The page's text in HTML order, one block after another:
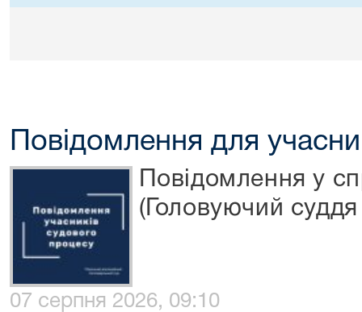
Повідомлення для
Повідомлення у
(Головуючий
07 серпня 2026, 09:10